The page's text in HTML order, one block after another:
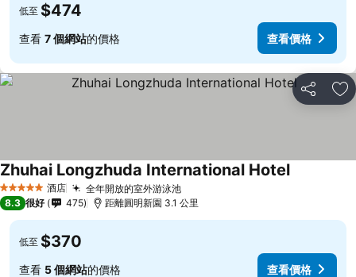
低至 $474
查看 7 個網站的價格 查看價格
分享 放
5 星級 酒店 全年開放的室外游泳池
Zhuhai Longzhuda International Hotel
8.3 很好 475 距離圓明新園 3.1 公里
低至 $370
查看 5 個網站的價格 查看價格